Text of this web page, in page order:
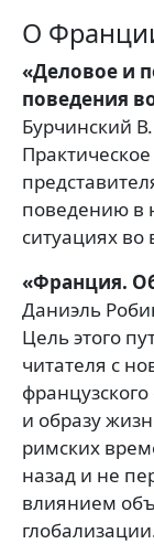
О
«Деловое и
поведения
Бурчинский В.
поведению в
ситуациях
«Франция.
Даниэль
Цель этого
читателя с
и образу
римских
назад и не
влиянием